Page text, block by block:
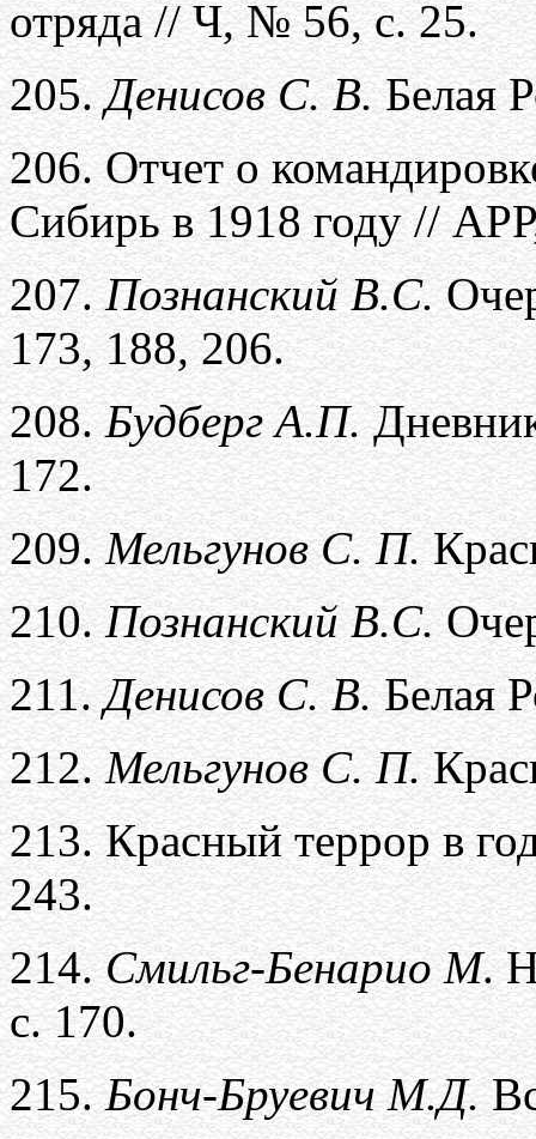
отряда // Ч, № 56, с. 25.
205.Денисов С. В.Белая
206.Отчет о
Сибирь в 1918 году //
207.Познанский В.С.
173,188,206.
208.Будберг А.П.
172.
209.Мельгунов С. П.
210.Познанский В.С.
211.Денисов С. В.Белая
212.Мельгунов С. П.
213.Красный террор в
243.
214.Смильг-Бенарио М.
с. 170.
215.Бонч-Бруевич М.Д.